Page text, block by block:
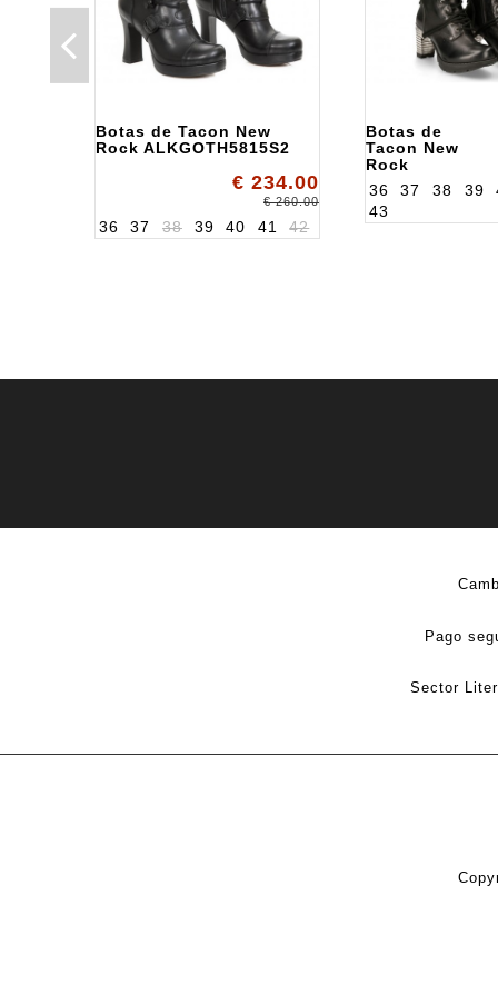
Botas de Tacon New
Rock ALKGOTH5815S2
€ 234.00
€ 260.00
36 37 38 39 40 41 42
Botas de
Tacon New
Rock
ALKTR005S1
36 37 38 39
43
Pago
Sector